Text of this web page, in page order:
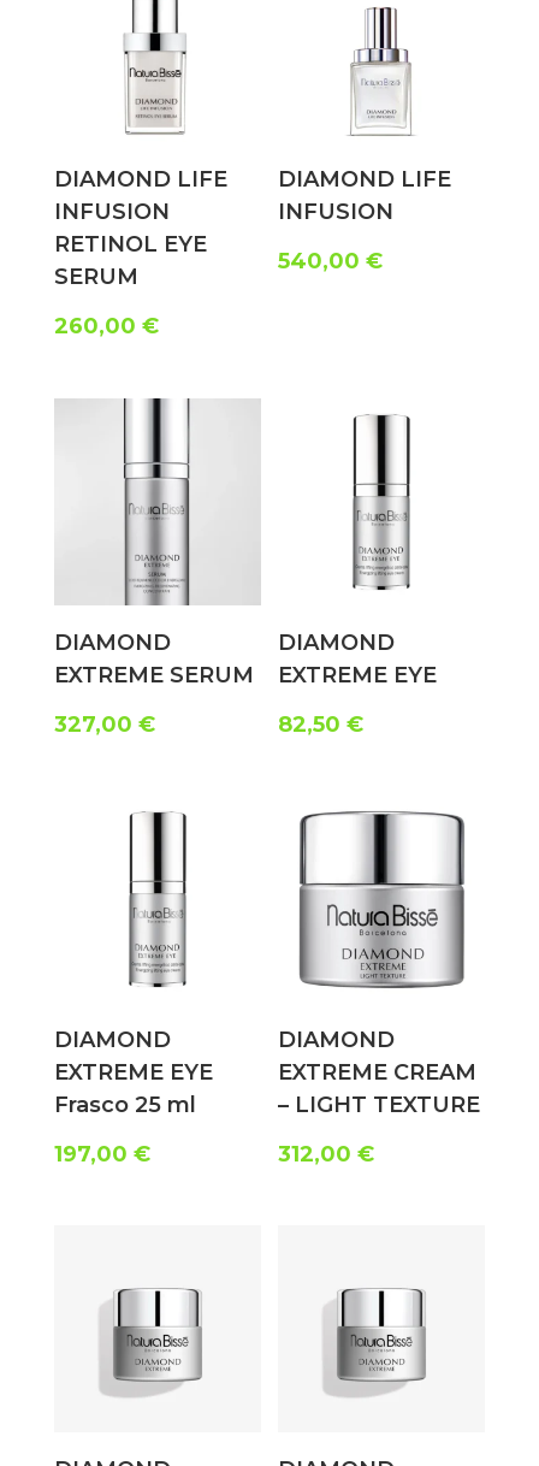
DIAMOND LIFE
INFUSION
RETINOL EYE
SERUM
260,00 €
DIAMOND LIFE
INFUSION
540,00€
DIAMOND
EXTREME SERUM
327,00 €
DIAMOND
EXTREME EYE
82,50€
DIAMOND
EXTREME EYE
Frasco 25 ml
197,00 €
DIAMOND
EXTREME CREAM
– LIGHT TEXTURE
312,00€